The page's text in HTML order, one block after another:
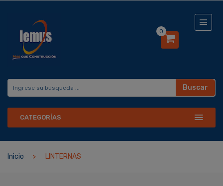
0
Buscar
CATEGORÍAS
Inicio LINTERNAS